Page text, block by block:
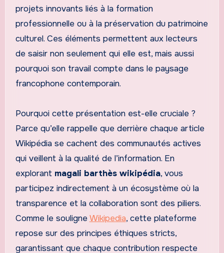
projets innovants liés à la formation
professionnelle ou à la préservation du patrimoine
culturel. Ces éléments permettent aux lecteurs
de saisir non seulement qui elle est, mais aussi
pourquoi son travail compte dans le paysage
francophone contemporain.
Pourquoi cette présentation est-elle cruciale ?
Parce qu’elle rappelle que derrière chaque article
Wikipédia se cachent des communautés actives
qui veillent à la qualité de l’information. En
explorant magali barthès wikipédia, vous
participez indirectement à un écosystème où la
transparence et la collaboration sont des piliers.
Comme le souligne Wikipedia, cette plateforme
repose sur des principes éthiques stricts,
garantissant que chaque contribution respecte